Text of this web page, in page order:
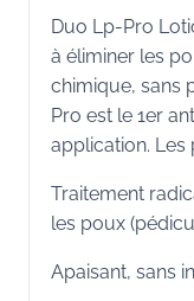
Duo Lp-Pro
à éliminer les
chimique, sans
Pro est le 1er
application. Les
Traitement
les poux
Apaisant, sans